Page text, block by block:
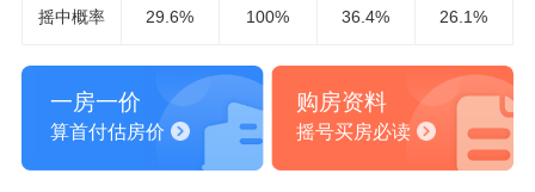
摇中概率 29.6% 100% 36.4% 26.1%
一房一价
算首付估房价
购房资料
摇号买房必读